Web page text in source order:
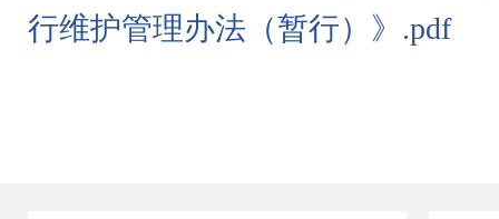
行维护管理办法（暂行）》.pdf